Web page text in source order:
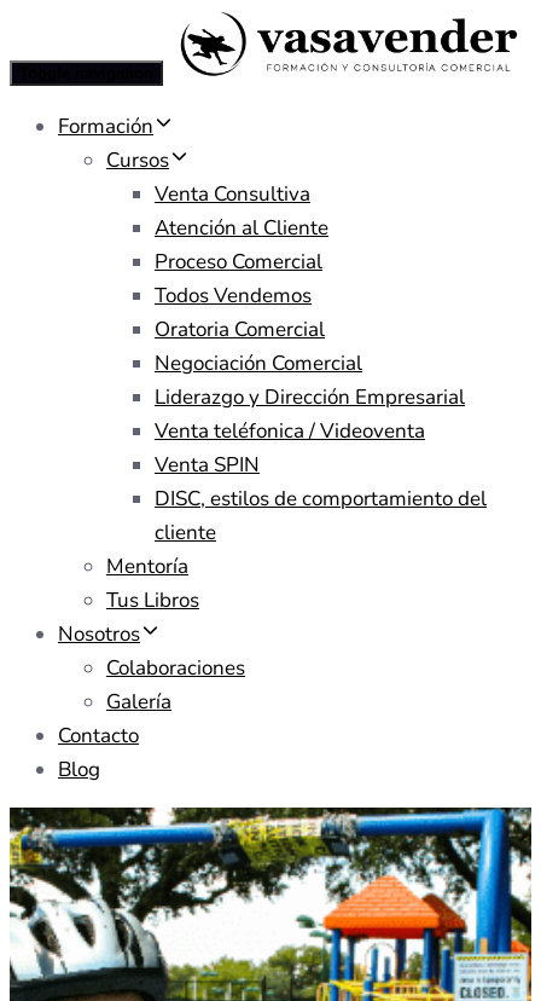
Formación
Cursos
Venta Consultiva
Atención al Cliente
Proceso Comercial
Todos Vendemos
Oratoria Comercial
Negociación Comercial
Liderazgo y Dirección Empresarial
Venta teléfonica / Videoventa
Venta SPIN
DISC, estilos de comportamiento del
cliente
Mentoría
Tus Libros
Nosotros
Colaboraciones
Galería
Contacto
Blog